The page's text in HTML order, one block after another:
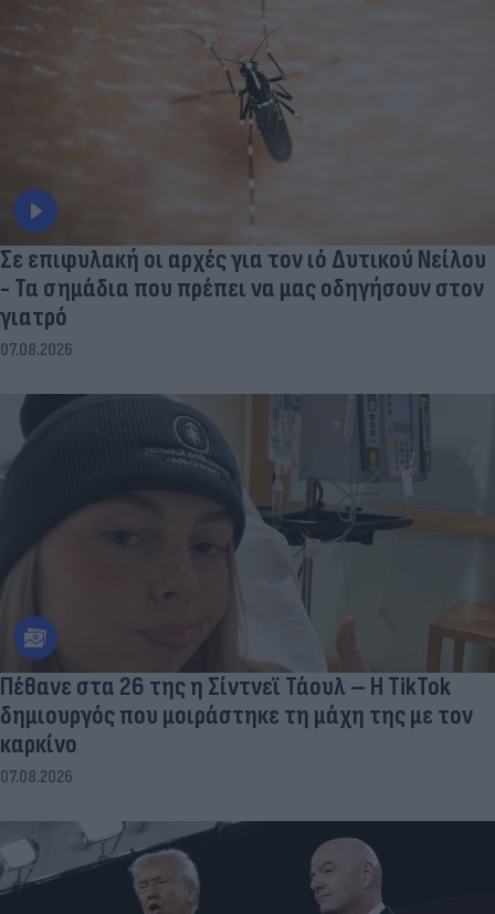
Σε επιφυλακή οι αρχές για τον ιό Δυτικού Νείλου
- Τα σημάδια που πρέπει να μας οδηγήσουν στον
γιατρό
07.08.2026
Πέθανε στα 26 της η Σίντνεϊ Τάουλ – Η TikTok
δημιουργός που μοιράστηκε τη μάχη της με τον
καρκίνο
07.08.2026